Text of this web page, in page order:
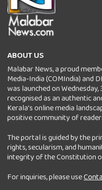
ABOUT US
Malabar News, a proud
Media-India (COMIndia) and
was launched on
recognised as an authentic
Kerala’s online media
positive community of
The portal is guided by the
rights, secularism, and
integrity of the Constitution
For inquiries, please use